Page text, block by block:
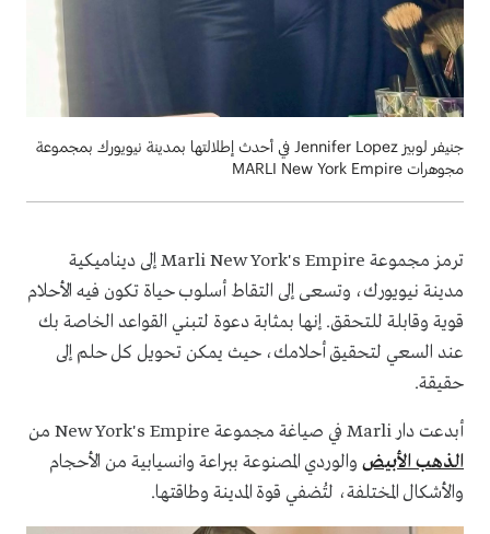
جنيفر لوبيز Jennifer Lopez في أحدث إطلالتها بمدينة نيويورك بمجموعة
مجوهرات MARLI New York Empire
ترمز مجموعة Marli New York's Empire إلى ديناميكية
مدينة نيويورك، وتسعى إلى التقاط أسلوب حياة تكون فيه الأحلام
قوية وقابلة للتحقق. إنها بمثابة دعوة لتبني القواعد الخاصة بك
عند السعي لتحقيق أحلامك، حيث يمكن تحويل كل حلم إلى
حقيقة.
أبدعت دار Marli في صياغة مجموعة New York's Empire من
الذهب الأبيض والوردي المصنوعة ببراعة وانسيابية من الأحجام
والأشكال المختلفة، لتُضفي قوة المدينة وطاقتها.